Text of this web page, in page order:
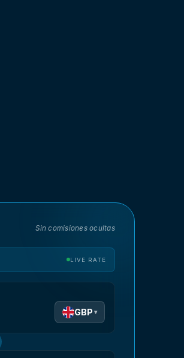
Sin comisiones ocultas
LIVE RATE
GBP ▾